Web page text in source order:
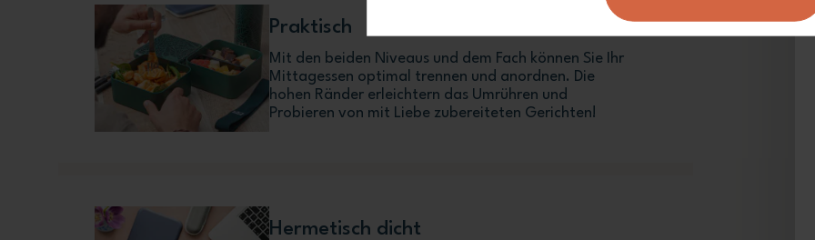
Praktisch
Mit den beiden Niveaus und dem Fach können Sie Ihr
Mittagessen optimal trennen und anordnen. Die
hohen Ränder erleichtern das Umrühren und
Probieren von mit Liebe zubereiteten Gerichten!
Hermetisch dicht